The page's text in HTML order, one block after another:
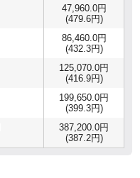
47,960.0円
(479.6円)
86,460.0円
(432.3円)
125,070.0円
(416.9円)
199,650.0円
(399.3円)
387,200.0円
(387.2円)